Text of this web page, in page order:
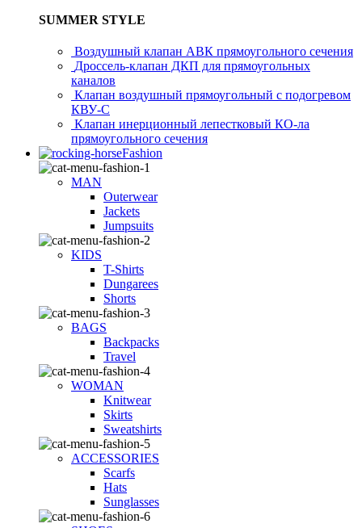
SUMMER STYLE
Воздушный клапан АВК прямоугольного сечения
Дроссель-клапан ДКП для прямоугольных
каналов
Клапан воздушный прямоугольный с подогревом
КВУ-С
Клапан инерционный лепестковый КО-ла
прямоугольного сечения
Fashion
MAN
Outerwear
Jackets
Jumpsuits
KIDS
T-Shirts
Dungarees
Shorts
BAGS
Backpacks
Travel
WOMAN
Knitwear
Skirts
Sweatshirts
ACCESSORIES
Scarfs
Hats
Sunglasses